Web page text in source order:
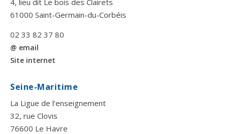
4, lieu dit Le bois des Clairets
61000 Saint-Germain-du-Corbéis
02 33 82 37 80
@ email
Site internet
Seine-Maritime
La Ligue de l’enseignement
32, rue Clovis
76600 Le Havre